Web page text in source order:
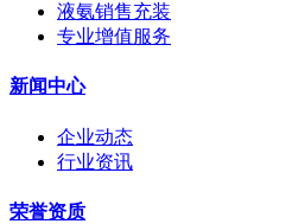
液氨销售充装
专业增值服务
新闻中心
企业动态
行业资讯
荣誉资质